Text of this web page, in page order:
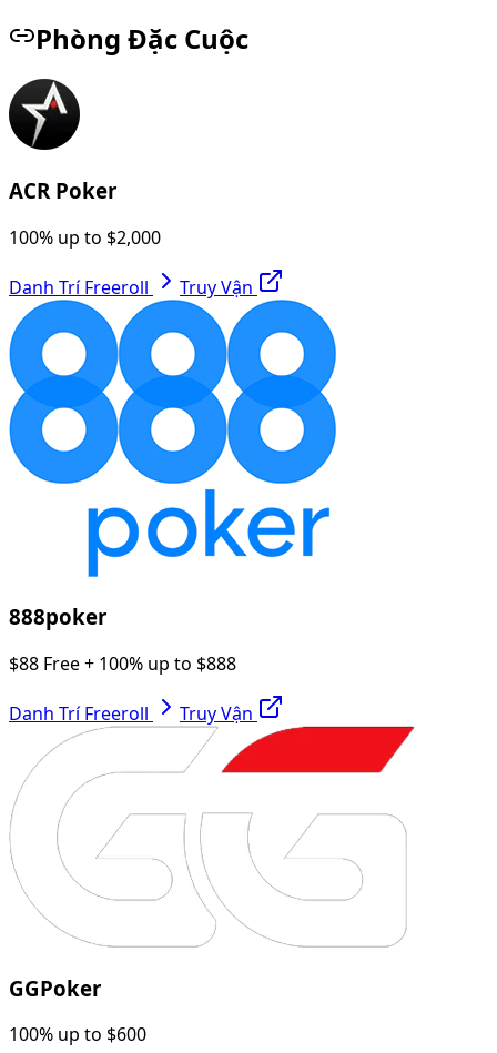
Phòng Đặc Cuộc
ACR Poker
100% up to $2,000
Danh Trí Freeroll Truy Vận
888poker
$88 Free + 100% up to $888
Danh Trí Freeroll Truy Vận
GGPoker
100% up to $600